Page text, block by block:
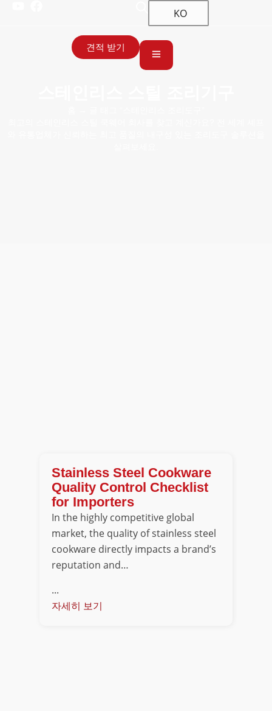
KO
견적 받기
Stainless Steel Cookware
Quality Control Checklist
for Importers
In the highly competitive global
market, the quality of stainless steel
cookware directly impacts a brand’s
reputation and…
...
자세히 보기